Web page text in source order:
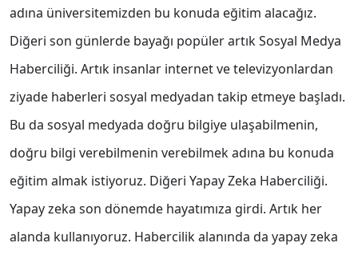
adına üniversitemizden bu konuda eğitim alacağız.
Diğeri son günlerde bayağı popüler artık Sosyal Medya
Haberciliği. Artık insanlar internet ve televizyonlardan
ziyade haberleri sosyal medyadan takip etmeye başladı.
Bu da sosyal medyada doğru bilgiye ulaşabilmenin,
doğru bilgi verebilmenin verebilmek adına bu konuda
eğitim almak istiyoruz. Diğeri Yapay Zeka Haberciliği.
Yapay zeka son dönemde hayatımıza girdi. Artık her
alanda kullanıyoruz. Habercilik alanında da yapay zeka